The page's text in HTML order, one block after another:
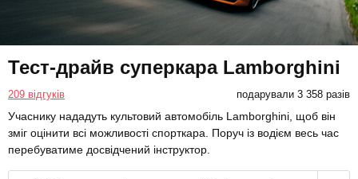
Тест-драйв суперкара Lamborghini
209 відгуків подарували 3 358 разів
Учаснику нададуть культовий автомобіль Lamborghini, щоб він
зміг оцінити всі можливості спорткара. Поруч із водієм весь час
перебуватиме досвідчений інструктор.